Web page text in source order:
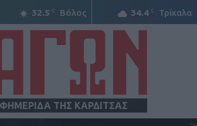
32.5 C Βόλος 34.4 C Τρίκαλα
ΤΗΣ ΚΑΡΔΙΤΣΑΣ